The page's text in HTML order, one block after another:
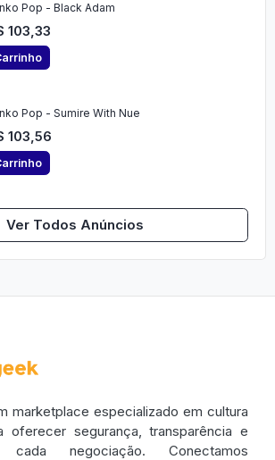
Pop - Black Adam
103,33
Pop - Sumire With Nue
103,56
Ver Todos Anúncios
marketplace especializado em cultura
oferecer segurança, transparência e
negociação. Conectamos